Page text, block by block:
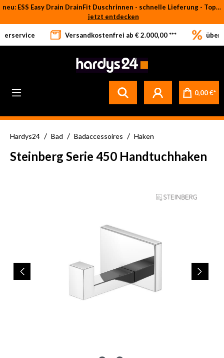
Zum Hauptinhalt springen
neu: ESS Easy Drain DrainFit Duschrinnen - schnelle Lieferung - Top-Preise
jetzt entdecken
Versandkostenfrei ab € 2.000,00 *** über
0,00 €*
Hardys24 / Bad / Badaccessoires / Haken
Steinberg Serie 450 Handtuchhaken